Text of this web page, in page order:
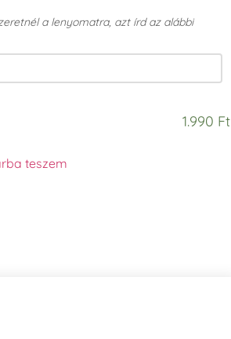
a lenyomatra, azt írd az alábbi
1.990 Ft
teszem